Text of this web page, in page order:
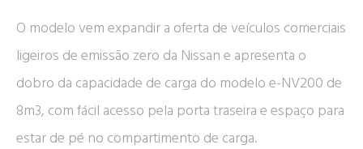
O modelo vem expandir a oferta de veículos comerciais
ligeiros de emissão zero da Nissan e apresenta o
dobro da capacidade de carga do modelo e-NV200 de
8m3, com fácil acesso pela porta traseira e espaço para
estar de pé no compartimento de carga.